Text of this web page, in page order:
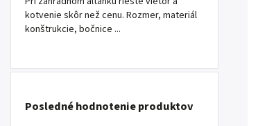
kotvenie skôr než cenu. Rozmer, materiál
konštrukcie, bočnice ...
Posledné hodnotenie produktov